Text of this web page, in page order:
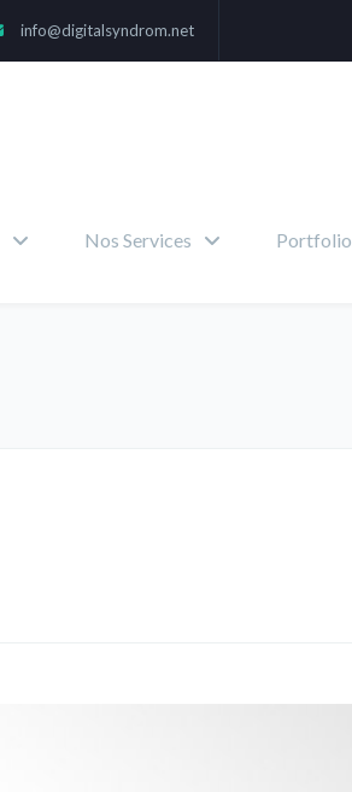
info@digitalsyndrom.net
Nos Services Portfolio